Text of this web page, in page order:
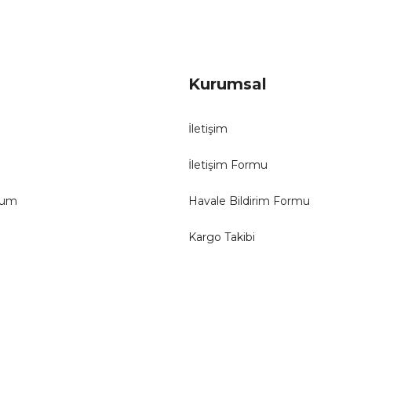
Kurumsal
İletişim
İletişim Formu
Havale Bildirim Formu
Kargo Takibi